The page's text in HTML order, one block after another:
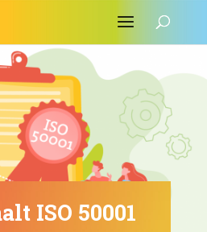
ISO 50001